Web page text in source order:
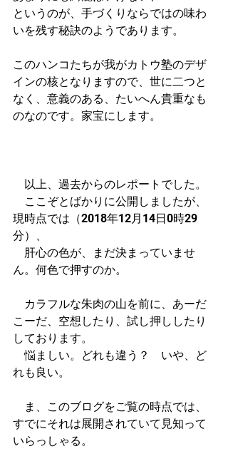
というのが、手づくりならではの味わ
いを残す秘訣のようであります。
このハンコたちが我がカトウ塾のデザ
インの核となりますので、世に二つと
なく、意義のある、たいへん貴重なも
のなのです。家宝にします。
以上、過去からのレポートでした。
ここぞとばかりに公開しましたが、
現時点では（2018年12月14日0時29
分）、
肝心の色が、まだ決まっていませ
ん。何色で押すのか。
カラフルな朱肉の山を前に、あーだ
こーだ、空想したり、試し押ししたり
しております。
悩ましい。どれも違う？　いや、ど
れも良い。
ま、このブログをご覧の時点では、
すでにそれは展開されていて見知って
いらっしゃる。